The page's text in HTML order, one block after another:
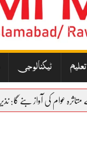
تعلیم ٹیکنالوجی